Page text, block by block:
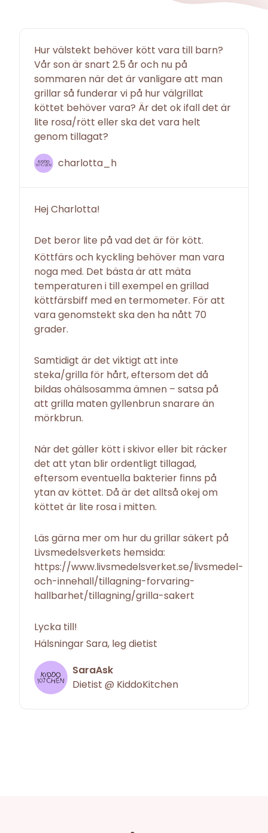
Hur välstekt behöver kött vara till barn?
Vår son är snart 2.5 år och nu på
sommaren när det är vanligare att man
grillar så funderar vi på hur välgrillat
köttet behöver vara? Är det ok ifall det är
lite rosa/rött eller ska det vara helt
genom tillagat?
charlotta_h
Hej Charlotta!
Det beror lite på vad det är för kött.
Köttfärs och kyckling behöver man vara
noga med. Det bästa är att mäta
temperaturen i till exempel en grillad
köttfärsbiff med en termometer. För att
vara genomstekt ska den ha nått 70
grader.
Samtidigt är det viktigt att inte
steka/grilla för hårt, eftersom det då
bildas ohälsosamma ämnen – satsa på
att grilla maten gyllenbrun snarare än
mörkbrun.
När det gäller kött i skivor eller bit räcker
det att ytan blir ordentligt tillagad,
eftersom eventuella bakterier finns på
ytan av köttet. Då är det alltså okej om
köttet är lite rosa i mitten.
Läs gärna mer om hur du grillar säkert på
Livsmedelsverkets hemsida:
https://www.livsmedelsverket.se/livsmedel-
och-innehall/tillagning-forvaring-
hallbarhet/tillagning/grilla-sakert
Lycka till!
Hälsningar Sara, leg dietist
SaraAsk
Dietist @ KiddoKitchen